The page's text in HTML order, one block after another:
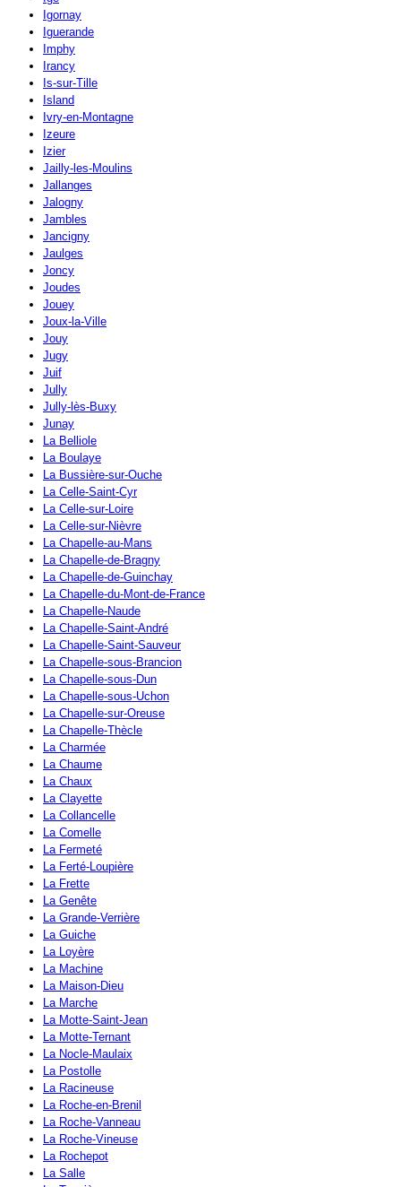
Igornay
Iguerande
Imphy
Irancy
Is-sur-Tille
Island
Ivry-en-Montagne
Izeure
Izier
Jailly-les-Moulins
Jallanges
Jalogny
Jambles
Jancigny
Jaulges
Joncy
Joudes
Jouey
Joux-la-Ville
Jouy
Jugy
Juif
Jully
Jully-lès-Buxy
Junay
La Belliole
La Boulaye
La Bussière-sur-Ouche
La Celle-Saint-Cyr
La Celle-sur-Loire
La Celle-sur-Nièvre
La Chapelle-au-Mans
La Chapelle-de-Bragny
La Chapelle-de-Guinchay
La Chapelle-du-Mont-de-France
La Chapelle-Naude
La Chapelle-Saint-André
La Chapelle-Saint-Sauveur
La Chapelle-sous-Brancion
La Chapelle-sous-Dun
La Chapelle-sous-Uchon
La Chapelle-sur-Oreuse
La Chapelle-Thècle
La Charmée
La Chaume
La Chaux
La Clayette
La Collancelle
La Comelle
La Fermeté
La Ferté-Loupière
La Frette
La Genête
La Grande-Verrière
La Guiche
La Loyère
La Machine
La Maison-Dieu
La Marche
La Motte-Saint-Jean
La Motte-Ternant
La Nocle-Maulaix
La Postolle
La Racineuse
La Roche-en-Brenil
La Roche-Vanneau
La Roche-Vineuse
La Rochepot
La Salle